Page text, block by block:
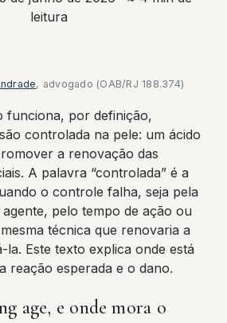
leitura
, advogado (OAB/RJ 188.374)
funciona, por definição,
controlada na pele: um ácido
a renovação das
A palavra “controlada” é a
o controle falha, seja pela
pelo tempo de ação ou
técnica que renovaria a
la. Este texto explica onde está
reação esperada e o dano.
age, e onde mora o